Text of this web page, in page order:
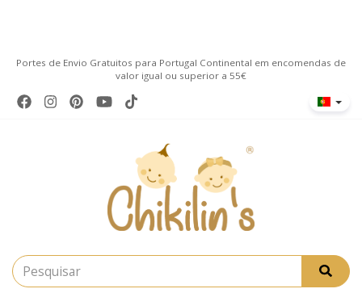
Portes de Envio Gratuitos para Portugal Continental em encomendas de
valor igual ou superior a 55€